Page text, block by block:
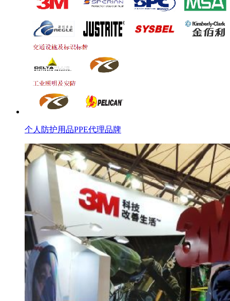
个人防护用品PPE代理品牌